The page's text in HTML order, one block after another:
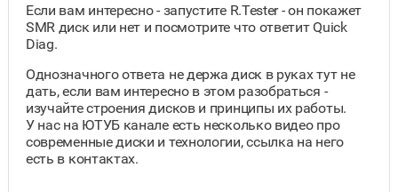
Если вам интересно - запустите R.Tester - он покажет
SMR диск или нет и посмотрите что ответит Quick
Diag.
Однозначного ответа не держа диск в руках тут не
дать, если вам интересно в этом разобраться -
изучайте строения дисков и принципы их работы.
У нас на ЮТУБ канале есть несколько видео про
современные диски и технологии, ссылка на него
есть в контактах.